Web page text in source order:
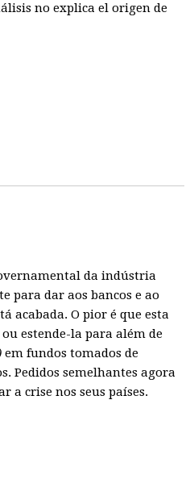
no explica el origen de
da indústria
para dar aos bancos e ao
acabada. O pior é que esta
estende-la para além de
em fundos tomados de
Pedidos semelhantes agora
crise nos seus países.